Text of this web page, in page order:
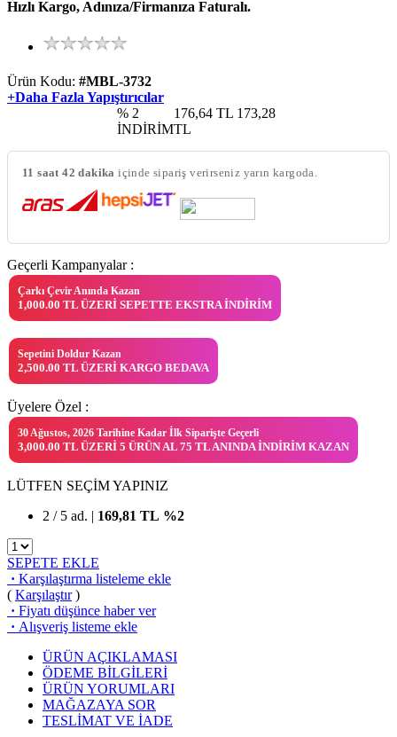
Hızlı Kargo, Adınıza/Firmanıza Faturalı.
Ürün Kodu: #MBL-3732
+Daha Fazla Yapıştırıcılar
% 2
İNDİRİM
176,64 TL 173,28
TL
11 saat 42 dakika içinde sipariş verirseniz yarın kargoda.
Geçerli Kampanyalar :
Çarkı Çevir Anında Kazan
1,000.00 TL ÜZERI SEPETTE EKSTRA İNDIRIM
Sepetini Doldur Kazan
2,500.00 TL ÜZERI KARGO BEDAVA
Üyelere Özel :
30 Ağustos, 2026 Tarihine Kadar İlk Siparişte Geçerli
3,000.00 TL ÜZERI 5 ÜRÜN AL 75 TL ANINDA İNDIRIM KAZAN
LÜTFEN SEÇİM YAPINIZ
2 / 5 ad. | 169,81 TL %2
SEPETE EKLE
· Karşılaştırma listeleme ekle
( Karşılaştır)
· Fiyatı düşünce haber ver
· Alışveriş listeme ekle
ÜRÜN AÇIKLAMASI
ÖDEME BİLGİLERİ
ÜRÜN YORUMLARI
MAĞAZAYA SOR
TESLİMAT VE İADE